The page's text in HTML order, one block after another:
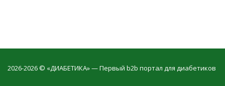
2026-2026 © «ДИАБЕТИКА» — Первый b2b портал для диабетиков